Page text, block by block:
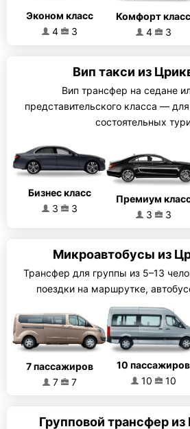
Эконом класс
4
3
Комфорт класс
4
3
Вип такси из
Вип трансфер на седане
представительского класса —
состоятельных
Бизнес класс
3
3
Премиум
3
3
Микроавтобусы из
Трансфер для группы из 5–13
поездки на маршрутке,
7 пассажиров
7
7
10 пассажиров
10
10
Групповой трансфер